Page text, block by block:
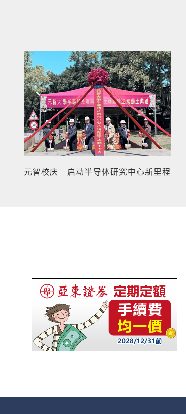
元智校庆 启动半导体研究中心新里程